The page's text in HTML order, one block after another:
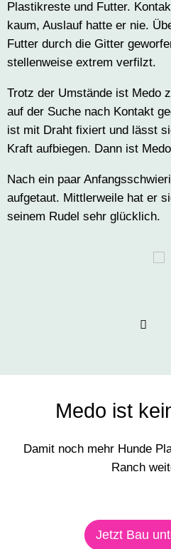
Plastikreste und Futter.
kaum, Auslauf hatte er nie.
Futter durch die Gitter
stellenweise extrem verfilzt.
Trotz der Umstände ist Medo
auf der Suche nach Kontakt
ist mit Draht fixiert und lässt
Kraft aufbiegen. Dann ist
Nach ein paar
aufgetaut. Mittlerweile hat er
seinem Rudel sehr glücklich.
Medo ist
Damit noch mehr Hunde
Ranch
Jetzt Bau